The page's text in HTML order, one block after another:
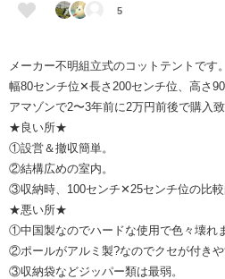
5
メーカー不明組立式のコットテントです。
幅80センチ位✕長さ200センチ位、高さ90
アマゾンで2〜3年前に2万円前後で購入致
★良い所★
①設営＆撤収簡単。
②結構広めの室内。
③収納時、100センチ✕25センチ位の比較
★悪い所★
①中国製なのでハードな使用で色々壊れ
②ポールがアルミ製?なのでクセが付きや
③収納袋などジッパー類は最弱。